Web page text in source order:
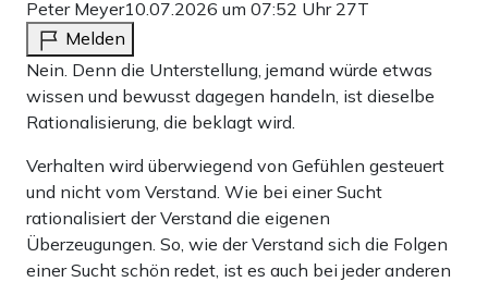
Peter Meyer10.07.2026 um 07:52 Uhr 27T
Melden
Nein. Denn die Unterstellung, jemand würde etwas
wissen und bewusst dagegen handeln, ist dieselbe
Rationalisierung, die beklagt wird.
Verhalten wird überwiegend von Gefühlen gesteuert
und nicht vom Verstand. Wie bei einer Sucht
rationalisiert der Verstand die eigenen
Überzeugungen. So, wie der Verstand sich die Folgen
einer Sucht schön redet, ist es auch bei jeder anderen